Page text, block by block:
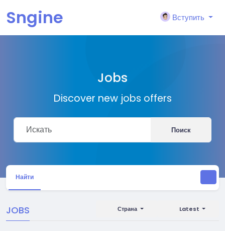
Sngine Вступить
Jobs
Discover new jobs offers
Поиск
Найти
JOBS Latest
Страна